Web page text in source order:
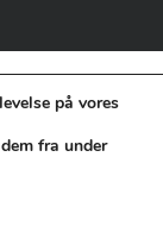
på vores
fra under